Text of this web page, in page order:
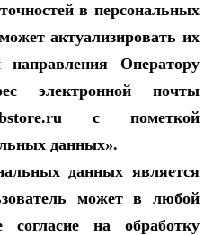
в персональных
актуализировать их
направления Оператору
электронной почты
с пометкой
данных».
данных является
может в любой
согласие на обработку